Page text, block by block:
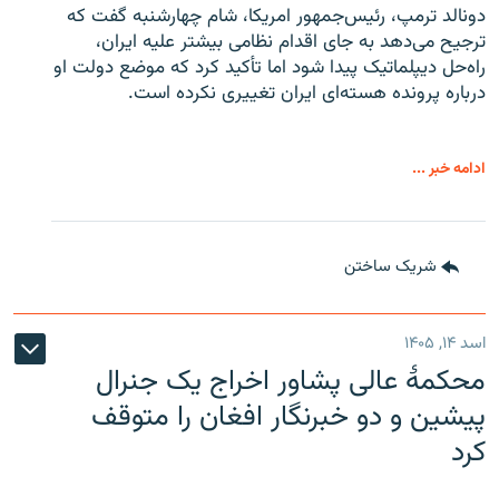
دونالد ترمپ، رئیس‌جمهور امریکا، شام چهارشنبه گفت که
ترجیح می‌دهد به جای اقدام نظامی بیشتر علیه ایران،
راه‌حل دیپلماتیک پیدا شود اما تأکید کرد که موضع دولت او
درباره پرونده هسته‌ای ایران تغییری نکرده است.
ادامه خبر ...
شریک ساختن
اسد ۱۴, ۱۴۰۵
محکمۀ عالی پشاور اخراج یک جنرال
پیشین و دو خبرنگار افغان را متوقف
کرد